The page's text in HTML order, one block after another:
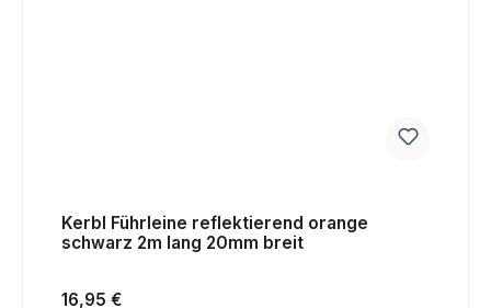
Kerbl Führleine reflektierend orange
schwarz 2m lang 20mm breit
Regulärer Preis:
16,95 €